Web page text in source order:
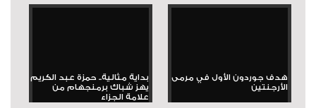
هدف جوردون الأول في مرمى
الأرجنتين
بداية مثالية.. حمزة عبد الكريم
يهز شباك برمنجهام من
علامة الجزاء